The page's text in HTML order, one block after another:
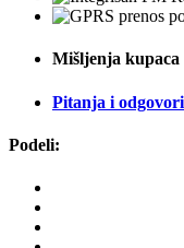
Mišljenja kupaca
Pitanja i odgovori
Podeli: